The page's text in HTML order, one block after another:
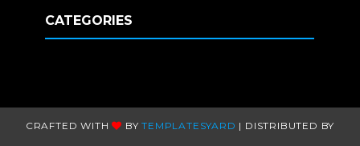
CATEGORIES
CRAFTED WITH BYTEMPLATESYARD | DISTRIBUTED BY